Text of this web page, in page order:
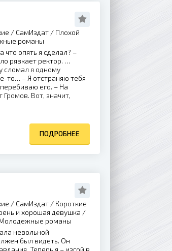
/ СамИздат / Плохой
романы
что опять я сделал? –
рявкает ректор. …
сломал я одному
то… – Я отстраняю тебя
его. – На
Громов. Вот, значит,
ПОДРОБНЕЕ
/ СамИздат / Короткие
и хорошая девушка /
Молодежные романы
невольной
был видеть. Он
Теперь я – изгой в